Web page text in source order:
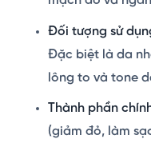
Đối tượng sử
Đặc biệt là da
lông to và tone
Thành phần
(giảm đỏ, làm